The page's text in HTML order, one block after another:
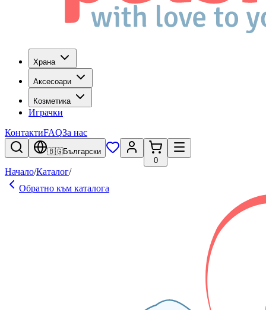
Храна
Аксесоари
Козметика
Играчки
КонтактиFAQЗа нас
🇧🇬Български
0
Начало/Каталог/
Обратно към каталога